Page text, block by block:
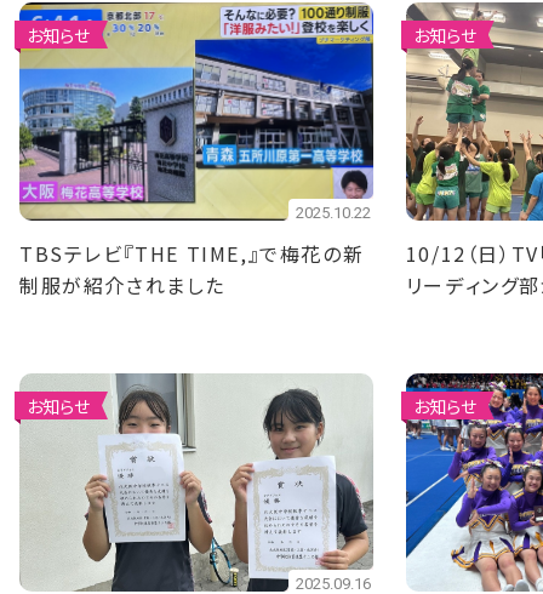
お知らせ
2025.10.22
TBSテレビ『THE TIME,』で梅花の新
制服が紹介されました
お知らせ
10/12（日）TV
リーディング
お知らせ
2025.09.16
お知らせ